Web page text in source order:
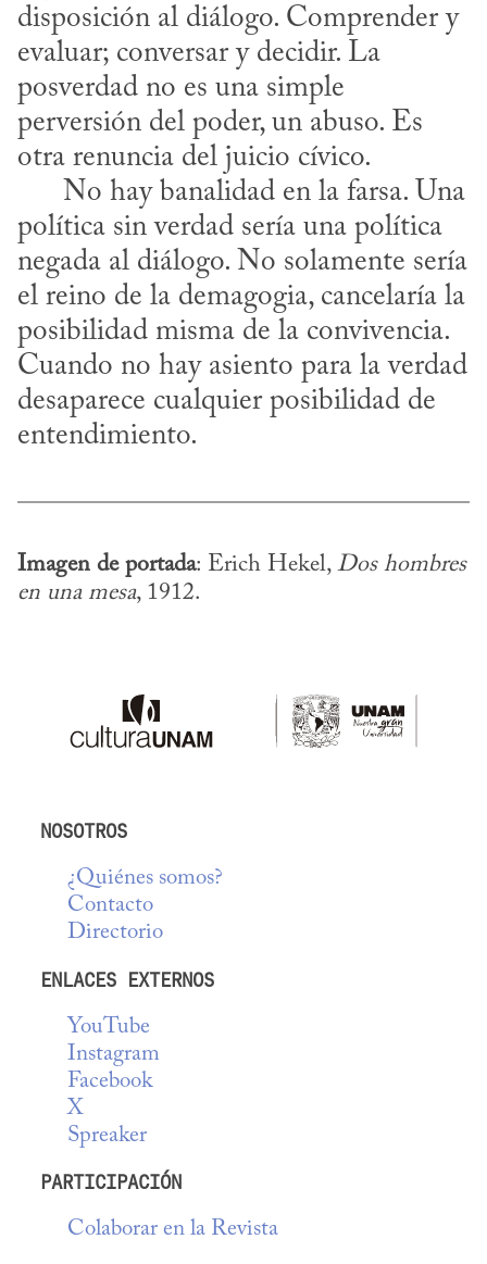
disposición al diálogo. Comprender y
evaluar; conversar y decidir. La
posverdad no es una simple
perversión del poder, un abuso. Es
otra renuncia del juicio cívico.
política sin verdad sería una política
negada al diálogo. No solamente sería
el reino de la demagogia, cancelaría la
posibilidad misma de la convivencia.
Cuando no hay asiento para la verdad
desaparece cualquier posibilidad de
entendimiento.
Imagen de portada: Erich Hekel, Dos hombres
en una mesa, 1912.
NOSOTROS
¿Quiénes somos?
Contacto
Directorio
ENLACES EXTERNOS
YouTube
Instagram
Facebook
X
Spreaker
PARTICIPACIÓN
Colaborar en la Revista